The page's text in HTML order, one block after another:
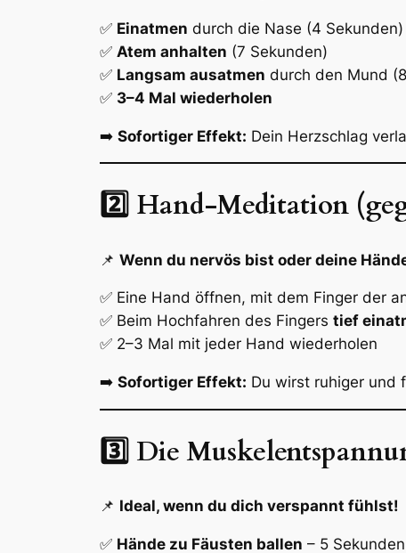
✅ Einatmen durch die Nase (4 Sekunden)
✅ Atem anhalten (7 Sekunden)
✅ Langsam ausatmen durch den Mund
✅ 3–4 Mal wiederholen
➡️ Sofortiger Effekt: Dein Herzschlag
2️⃣ Hand-Meditation
📌 Wenn du nervös bist oder deine
✅ Eine Hand öffnen, mit dem Finger der
✅ Beim Hochfahren des Fingers tief
✅ 2–3 Mal mit jeder Hand wiederholen
➡️ Sofortiger Effekt: Du wirst ruhiger und
3️⃣ Die
📌 Ideal, wenn du dich verspannt fühlst!
✅ Hände zu Fäusten ballen – 5